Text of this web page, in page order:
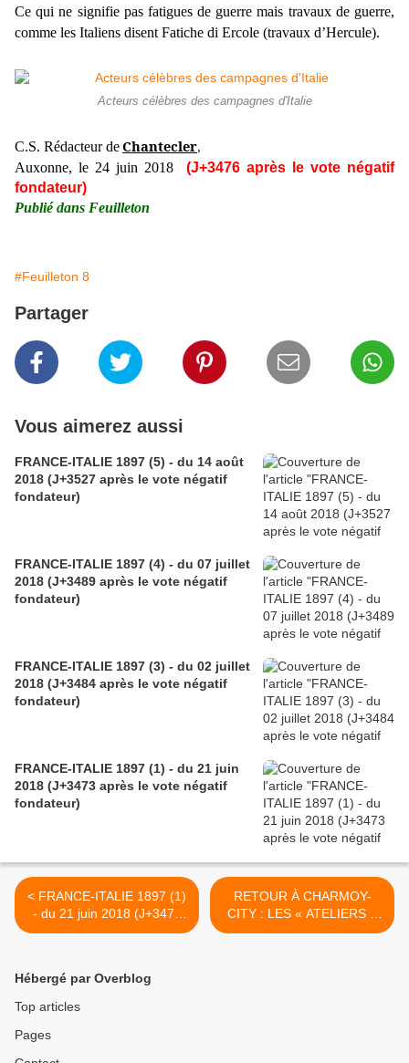
Ce qui ne signifie pas fatigues de guerre mais travaux de guerre,
comme les Italiens disent Fatiche di Ercole (travaux d’Hercule).
Acteurs célèbres des campagnes d'Italie
C.S. Rédacteur deChantecler,
Auxonne, le 24 juin 2018
(J+3476 après le vote négatif
fondateur)
Publié dans Feuilleton
#Feuilleton 8
Partager
Vous aimerez aussi
FRANCE-ITALIE 1897 (5) - du 14 août
2018 (J+3527 après le vote négatif
fondateur)
FRANCE-ITALIE 1897 (4) - du 07 juillet
2018 (J+3489 après le vote négatif
fondateur)
FRANCE-ITALIE 1897 (3) - du 02 juillet
2018 (J+3484 après le vote négatif
fondateur)
FRANCE-ITALIE 1897 (1) - du 21 juin
2018 (J+3473 après le vote négatif
fondateur)
< FRANCE-ITALIE 1897 (1)
- du 21 juin 2018 (J+3473
après le vote négatif
RETOUR À CHARMOY-
CITY : LES « ATELIERS »
DU PETIT PÈRE THIERS -
Hébergé par Overblog
Top articles
Pages